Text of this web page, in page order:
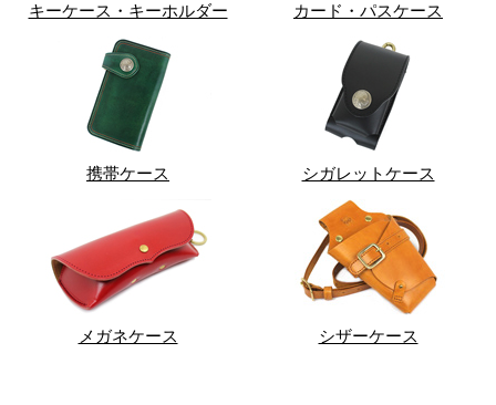
キーケース・キーホルダー カード・パスケース
携帯ケース シガレットケース
メガネケース シザーケース